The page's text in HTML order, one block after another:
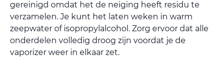
gereinigd omdat het de neiging heeft residu te
verzamelen. Je kunt het laten weken in warm
zeepwater of isopropylalcohol. Zorg ervoor dat alle
onderdelen volledig droog zijn voordat je de
vaporizer weer in elkaar zet.